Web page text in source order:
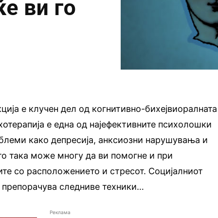
ви го
е клучен дел од когнитивно-бихејвиоралната
е една од најефективните психолошки
како депресија, анксиозни нарушувања и
така може многу да ви помогне и при
со расположението и стресот. Социјалниот
следниве техники…
Реклама